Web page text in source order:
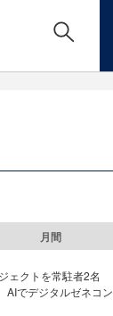
月間
ェクトを常駐者2名
AIでデジタルゼネコン